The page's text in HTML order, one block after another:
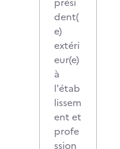
dent(
e)
extéri
eur(e)
à
l'étab
lissem
ent et
profe
ssion